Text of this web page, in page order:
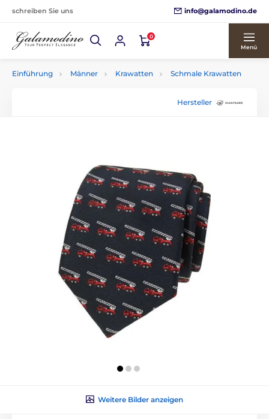
schreiben Sie uns info@galamodino.de
0
Menü
Einführung Männer Krawatten Schmale Krawatten
Hersteller
Weitere Bilder anzeigen